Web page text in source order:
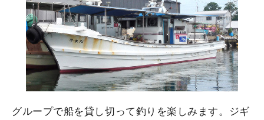
グループで船を貸し切って釣りを楽しみます。ジギ